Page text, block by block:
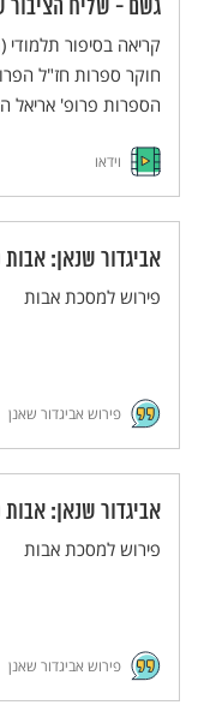
גשם - שליח הציבור
קריאה בסיפור
חוקר ספרות חז"ל
הספרות פרופ' אריאל
וידאו
אביגדור שנאן:
פירוש למסכת אבות
פירוש אביגדור שאנן
אביגדור שנאן:
פירוש למסכת אבות
פירוש אביגדור שאנן